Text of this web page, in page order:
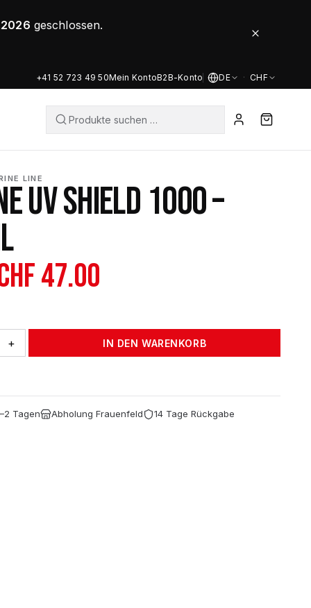
geschlossen.
+41 52 723 49 50Mein KontoB2B-Konto DE · CHF
LINE
UV SHIELD 1000 –
47.00
ist:
+ IN DEN WARENKORB
Tagen Abholung Frauenfeld 14 Tage Rückgabe